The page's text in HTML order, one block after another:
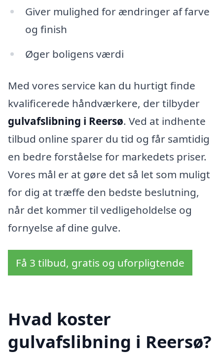
Giver mulighed for ændringer af farve
og finish
Øger boligens værdi
Med vores service kan du hurtigt finde
kvalificerede håndværkere, der tilbyder
gulvafslibning i Reersø. Ved at indhente
tilbud online sparer du tid og får samtidig
en bedre forståelse for markedets priser.
Vores mål er at gøre det så let som muligt
for dig at træffe den bedste beslutning,
når det kommer til vedligeholdelse og
fornyelse af dine gulve.
Få 3 tilbud, gratis og uforpligtende
Hvad koster
gulvafslibning i Reersø?